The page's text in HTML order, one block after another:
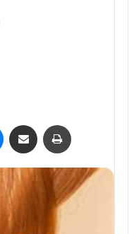
MessengerE-Posta ile paylaş